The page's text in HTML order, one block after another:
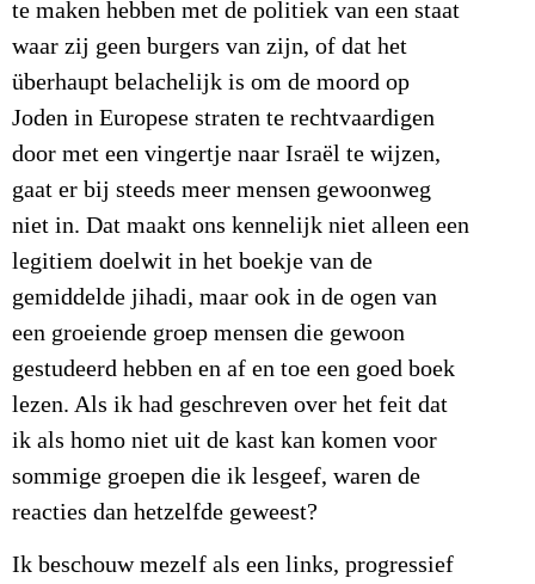
te maken hebben met de politiek van een staat
waar zij geen burgers van zijn, of dat het
überhaupt belachelijk is om de moord op
Joden in Europese straten te rechtvaardigen
door met een vingertje naar Israël te wijzen,
gaat er bij steeds meer mensen gewoonweg
niet in. Dat maakt ons kennelijk niet alleen een
legitiem doelwit in het boekje van de
gemiddelde jihadi, maar ook in de ogen van
een groeiende groep mensen die gewoon
gestudeerd hebben en af en toe een goed boek
lezen. Als ik had geschreven over het feit dat
ik als homo niet uit de kast kan komen voor
sommige groepen die ik lesgeef, waren de
reacties dan hetzelfde geweest?
Ik beschouw mezelf als een links, progressief